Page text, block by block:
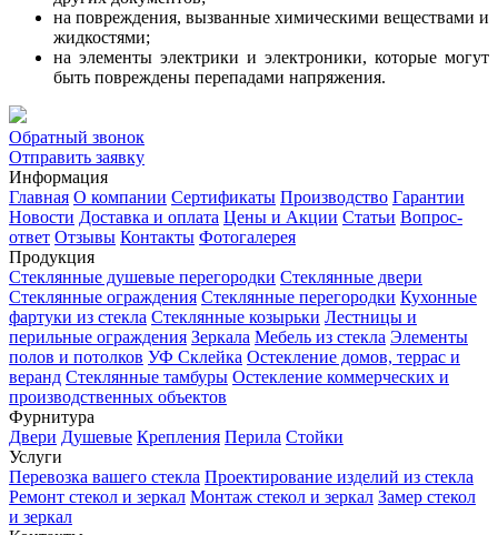
на повреждения, вызванные химическими веществами и
жидкостями;
на элементы электрики и электроники, которые могут
быть повреждены перепадами напряжения.
Обратный звонок
Отправить заявку
Информация
Главная О компании Сертификаты Производство Гарантии
Новости Доставка и оплата Цены и Акции Статьи Вопрос-
ответ Отзывы Контакты Фотогалерея
Продукция
Стеклянные душевые перегородки Стеклянные двери
Стеклянные ограждения Стеклянные перегородки Кухонные
фартуки из стекла Стеклянные козырьки Лестницы и
перильные ограждения Зеркала Мебель из стекла Элементы
полов и потолков УФ Склейка Остекление домов, террас и
веранд Стеклянные тамбуры Остекление коммерческих и
производственных объектов
Фурнитура
Двери Душевые Крепления Перила Стойки
Услуги
Перевозка вашего стекла Проектирование изделий из стекла
Ремонт стекол и зеркал Монтаж стекол и зеркал Замер стекол
и зеркал